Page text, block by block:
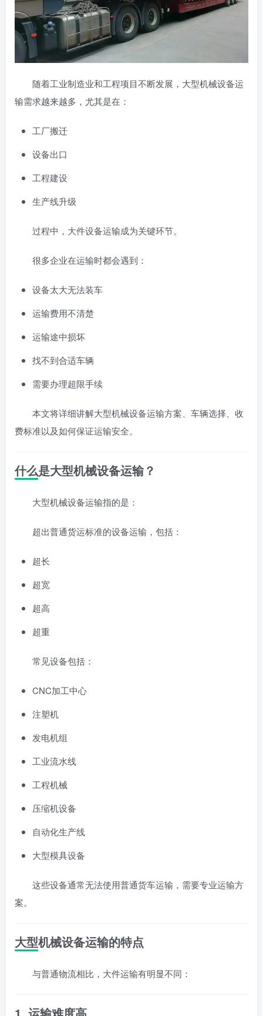
随着工业制造业和工程项目不断发展，大型机械设备运
输需求越来越多，尤其是在：
工厂搬迁
设备出口
工程建设
生产线升级
过程中，大件设备运输成为关键环节。
很多企业在运输时都会遇到：
设备太大无法装车
运输费用不清楚
运输途中损坏
找不到合适车辆
需要办理超限手续
本文将详细讲解大型机械设备运输方案、车辆选择、收
费标准以及如何保证运输安全。
什么是大型机械设备运输？
大型机械设备运输指的是：
超出普通货运标准的设备运输，包括：
超长
超宽
超高
超重
常见设备包括：
CNC加工中心
注塑机
发电机组
工业流水线
工程机械
压缩机设备
自动化生产线
大型模具设备
这些设备通常无法使用普通货车运输，需要专业运输方
案。
大型机械设备运输的特点
与普通物流相比，大件运输有明显不同：